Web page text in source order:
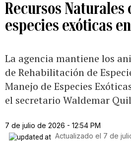
Recursos Naturales
especies exóticas
La agencia mantiene los
de Rehabilitación de
Manejo de Especies
el secretario Waldemar
7 de julio de 2026 - 12:54 PM
Actualizado el 7 de